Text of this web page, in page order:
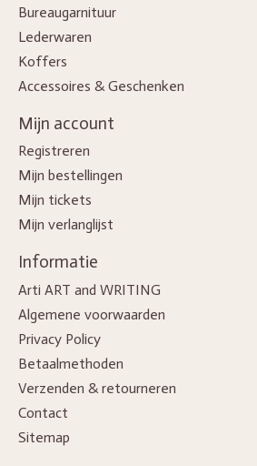
Bureaugarnituur
Lederwaren
Koffers
Accessoires & Geschenken
Mijn account
Registreren
Mijn bestellingen
Mijn tickets
Mijn verlanglijst
Informatie
Arti ART and WRITING
Algemene voorwaarden
Privacy Policy
Betaalmethoden
Verzenden & retourneren
Contact
Sitemap